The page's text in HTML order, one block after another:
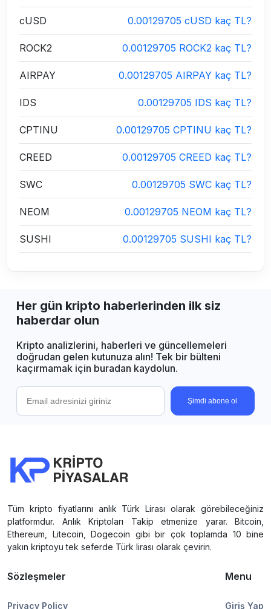
cUSD 0.00129705 cUSD kaç TL?
ROCK2 0.00129705 ROCK2 kaç TL?
AIRPAY 0.00129705 AIRPAY kaç TL?
IDS 0.00129705 IDS kaç TL?
CPTINU 0.00129705 CPTINU kaç TL?
CREED 0.00129705 CREED kaç TL?
SWC 0.00129705 SWC kaç TL?
NEOM 0.00129705 NEOM kaç TL?
SUSHI 0.00129705 SUSHI kaç TL?
Her gün kripto haberlerinden ilk siz
haberdar olun
Kripto analizlerini, haberleri ve güncellemeleri
doğrudan gelen kutunuza alın! Tek bir bülteni
kaçırmamak için buradan kaydolun.
Şimdi abone ol
Tüm kripto fiyatlarını anlık Türk Lirası olarak görebileceğiniz
platformdur. Anlık Kriptoları Takip etmenize yarar. Bitcoin,
Ethereum, Litecoin, Dogecoin gibi bir çok toplamda 10 bine
yakın kriptoyu tek seferde Türk lirası olarak çevirin.
Sözleşmeler
Privacy Policy
Menu
Giriş Yap